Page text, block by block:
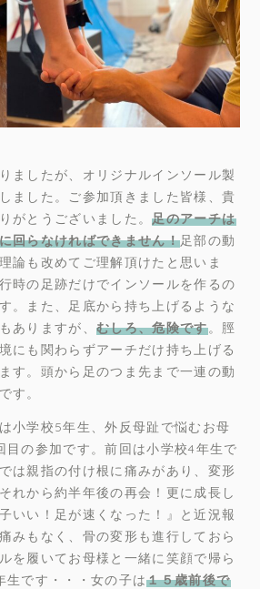
ましたが、オリジナルインソール製
ました。ご参加頂きました皆様、貴
がとうございました。足のアーチは
回らなければできません！足部の動
論も改めてご理解頂けたと思いま
時の足跡だけでインソールを作るの
。また、足底から持ち上げるような
ありますが、 むしろ、危険です。脛
にも関わらずアーチだけ持ち上げる
す。頭から足のつま先まで一連の動
す。
小学校5年生、外反母趾で悩むお母
目の参加です。前回は小学校4年生で
は親指の付け根に痛みがあり、変形
れから約半年後の再会！更に成長し
いい！足が速くなった！』と近況報
みもなく、骨の変形も進行しておら
を履いてお母様と一緒に笑顔で帰ら
生です・・・女の子は１５歳前後で